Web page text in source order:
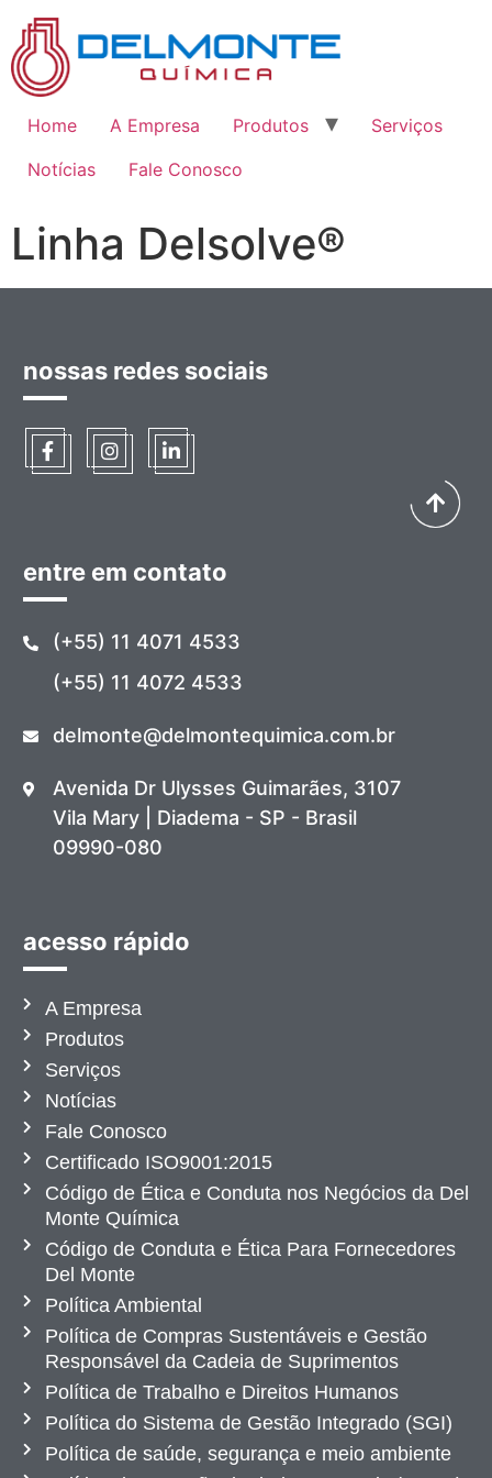
Home A Empresa Produtos
Serviços
Notícias
Fale Conosco
Linha Delsolve®
acesso rápido
A Empresa
Produtos
Serviços
Notícias
Fale Conosco
Certificado ISO9001:2015
Código de Ética e Conduta nos Negócios da Del
Monte Química
Código de Conduta e Ética Para Fornecedores
Del Monte
Política Ambiental
Política de Compras Sustentáveis e Gestão
Responsável da Cadeia de Suprimentos
Política de Trabalho e Direitos Humanos
Política do Sistema de Gestão Integrado (SGI)
Política de saúde, segurança e meio ambiente
entre em contato
(+55) 11 4071 4533
(+55) 11 4072 4533
delmonte@delmontequimica.com.br
Avenida Dr Ulysses Guimarães, 3107
Vila Mary | Diadema - SP - Brasil
09990-080
nossas redes sociais